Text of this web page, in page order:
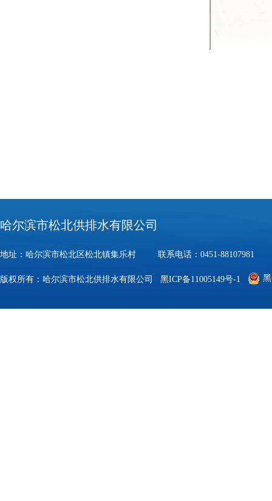
哈尔滨市松北供排水有限公司
地址：哈尔滨市松北区松北镇集乐村 联系电话：0451-88107981
版权所有：哈尔滨市松北供排水有限公司 黑ICP备11005149号-1